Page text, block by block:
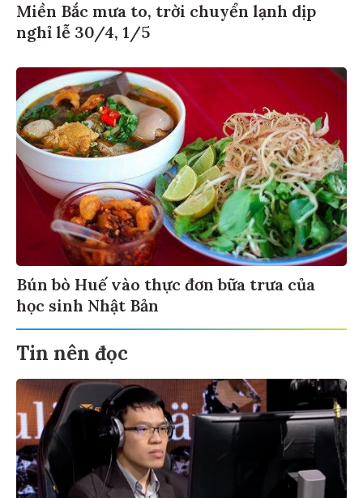
Miền Bắc mưa to, trời chuyển lạnh dịp
nghỉ lễ 30/4, 1/5
Bún bò Huế vào thực đơn bữa trưa của
học sinh Nhật Bản
Tin nên đọc